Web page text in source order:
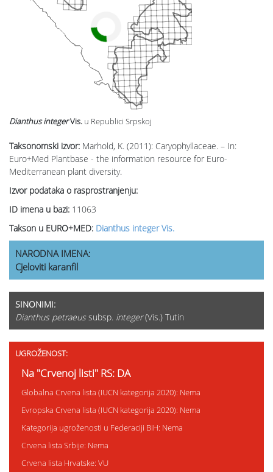
Taksonomski izvor: Marhold, K. (2011): Caryophyllaceae. – In:
Euro+Med Plantbase - the information resource for Euro-
Mediterranean plant diversity.
Izvor podataka o rasprostranjenju:
ID imena u bazi: 11063
Takson u EURO+MED: Dianthus integer Vis.
Dianthus integerVis. u Republici Srpskoj
NARODNA IMENA:
Cjeloviti karanfil
SINONIMI:
Dianthus petraeus subsp. integer(Vis.) Tutin
UGROŽENOST:
Na "Crvenoj listi" RS: DA
Globalna Crvena lista (IUCN kategorija 2020): Nema
Evropska Crvena lista (IUCN kategorija 2020): Nema
Kategorija ugroženosti u Federaciji BiH: Nema
Crvena lista Srbije: Nema
Crvena lista Hrvatske: VU